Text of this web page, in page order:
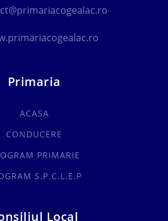
Primaria
ACASA
CONDUCERE
PRIMARIE
S.P.C.L.E.P
Local